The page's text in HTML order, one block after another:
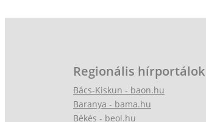
Regionális hírportálok
Bács-Kiskun - baon.hu
Baranya - bama.hu
Békés - beol.hu